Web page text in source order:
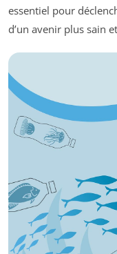
essentiel pour
d’un avenir plus sain